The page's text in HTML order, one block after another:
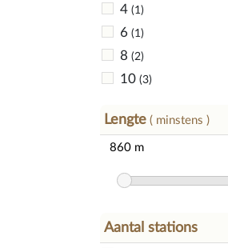
4 (1)
6 (1)
8 (2)
10 (3)
Lengte( minstens )
Aantal stations